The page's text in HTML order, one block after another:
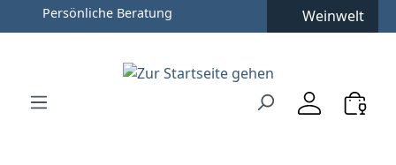
Zum Hauptinhalt springen
Zur Hauptnavigation springen
Persönliche Beratung Weinwelt